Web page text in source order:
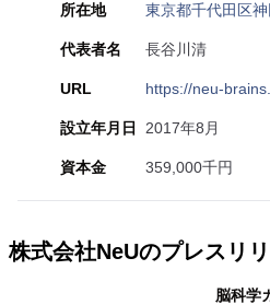
所在地 東京都千代田区
代表者名 長谷川清
URL https://neu-
設立年月日 2017年8月
資本金 359,000千円
株式会社NeUのプレスリ
脳科学